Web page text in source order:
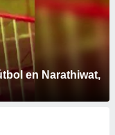
en Narathiwat,